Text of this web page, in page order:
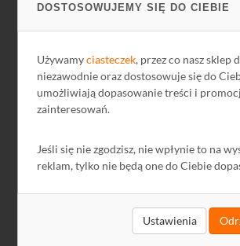
DOSTOSOWUJEMY SIĘ DO CIEBIE
Używamyciasteczek, przez co nasz sklep
niezawodnie oraz dostosowuje się do
umożliwiają dopasowanie treści i
zainteresowań.
Jeśli się nie zgodzisz, nie wpłynie to na
reklam, tylko nie będą one do Ciebie
Ustawienia
przekaźnika
moc
Ilość nadajników
odbiornika
ºC